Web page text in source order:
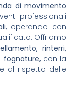
di movimento
professionali
, operando con
Offriamo
rinterri,
fognature, con la
al rispetto delle